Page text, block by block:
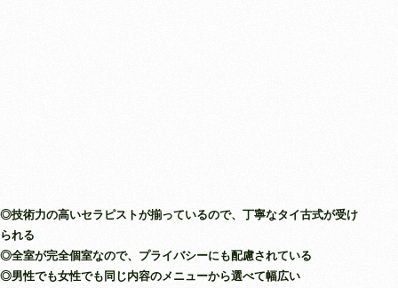
◎技術力の高いセラピストが揃っているので、丁寧なタイ古式が受け
られる
◎全室が完全個室なので、プライバシーにも配慮されている
◎男性でも女性でも同じ内容のメニューから選べて幅広い